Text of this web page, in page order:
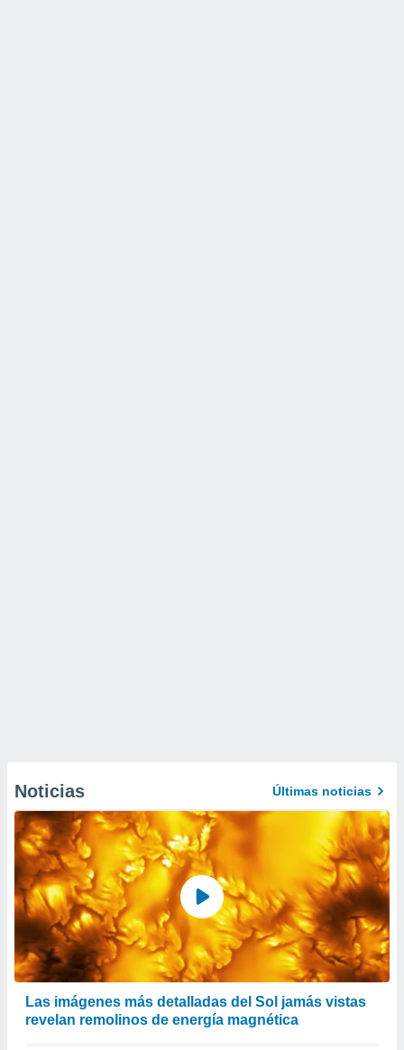
Noticias Últimas noticias
Las imágenes más detalladas del Sol jamás vistas
revelan remolinos de energía magnética